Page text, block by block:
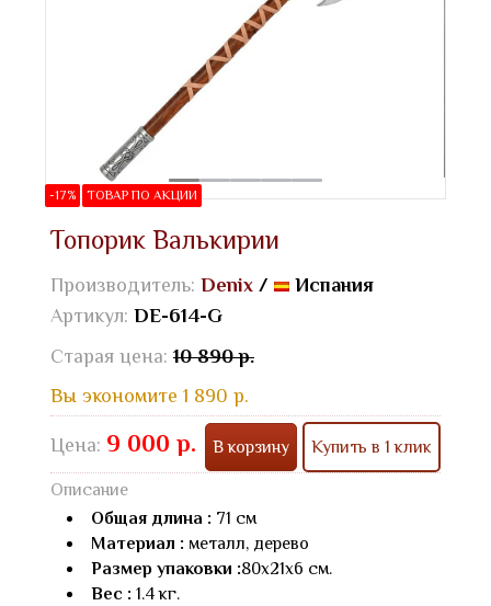
-17% ТОВАР ПО АКЦИИ
Топорик Валькирии
Производитель: Denix /
Испания
Артикул: DE-614-G
Старая цена: 10 890 р.
Вы экономите 1 890 р.
Цена: 9 000 р. В корзину Купить в 1 клик
Описание
Общая длина : 71 см
Материал : металл, дерево
Размер упаковки :80х21х6 см.
Вес : 1.4 кг.